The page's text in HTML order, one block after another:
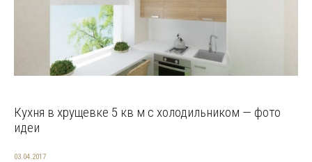
Кухня в хрущевке 5 кв м с холодильником — фото
идеи
03.04.2017